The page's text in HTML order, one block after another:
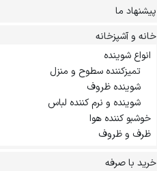
پیشنهاد ما
خانه و آشپزخانه
انواع شوینده
تمیزکننده سطوح و منزل
شوینده ظروف
شوینده و نرم کننده لباس
خوشبو کننده هوا
ظرف و ظروف
خرید با صرفه